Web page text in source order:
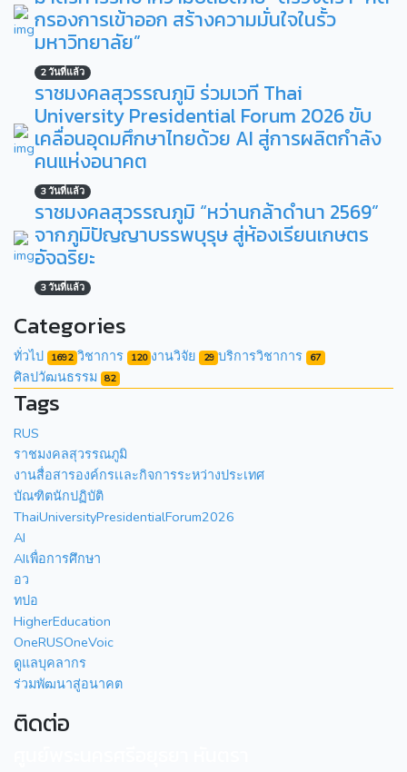
กรองการเข้าออก สร้างความมั่นใจในรั้ว
มหาวิทยาลัย”
2 วันที่แล้ว
ราชมงคลสุวรรณภูมิ ร่วมเวที Thai
University Presidential Forum 2026 ขับ
เคลื่อนอุดมศึกษาไทยด้วย AI สู่การผลิตกำลัง
คนแห่งอนาคต
3 วันที่แล้ว
ราชมงคลสุวรรณภูมิ “หว่านกล้าดำนา 2569”
จากภูมิปัญญาบรรพบุรุษ สู่ห้องเรียนเกษตร
อัจฉริยะ
3 วันที่แล้ว
Categories
ทั่วไป 1692 วิชาการ 120 งานวิจัย 29 บริการวิชาการ 67
ศิลปวัฒนธรรม 82
Tags
RUS
ราชมงคลสุวรรณภูมิ
งานสื่อสารองค์กรเเละกิจการระหว่างประเทศ
บัณฑิตนักปฏิบัติ
ThaiUniversityPresidentialForum2026
AI
AIเพื่อการศึกษา
อว
ทปอ
HigherEducation
OneRUSOneVoic
ดูแลบุคลากร
ร่วมพัฒนาสู่อนาคต
ติดต่อ